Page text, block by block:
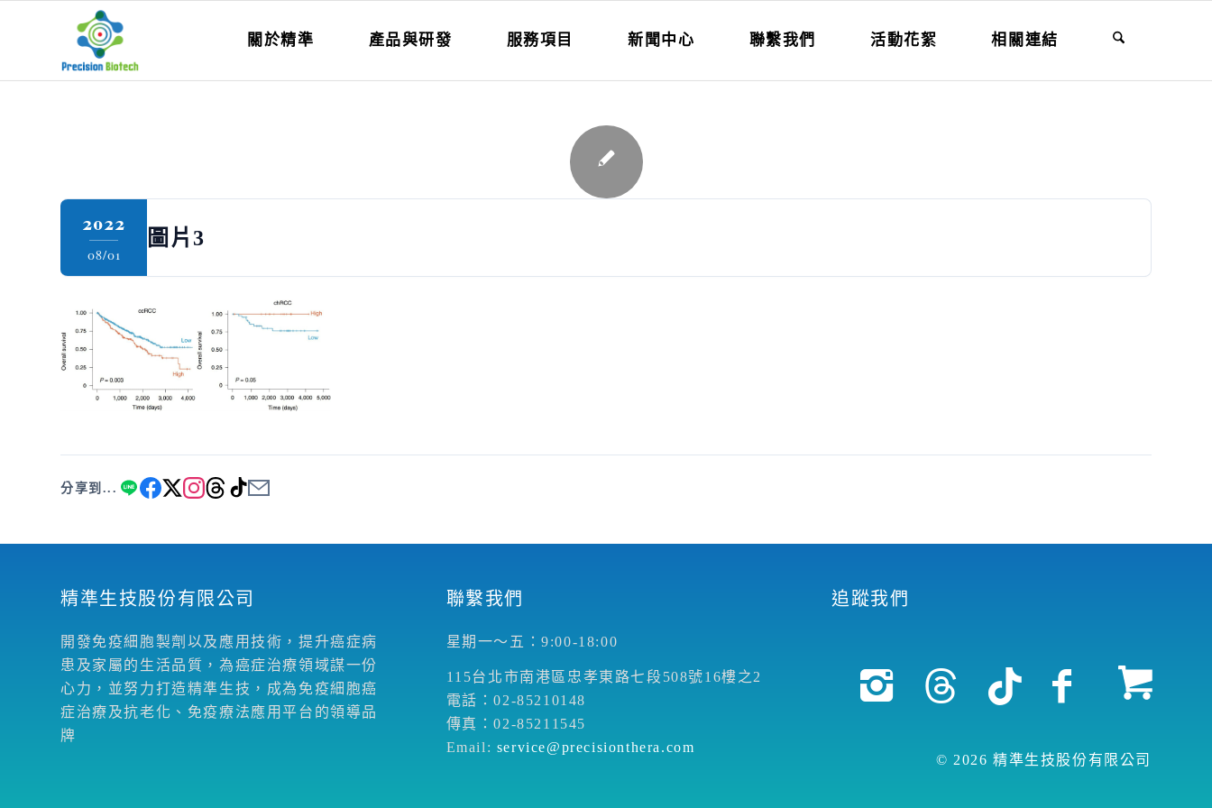
關於精準 產品與研發 服務項目 新聞中心 聯繫我們 活動花絮 相關連結
2022
08/01
圖片3
分享到...
精準生技股份有限公司
開發免疫細胞製劑以及應用技術，提升癌症病
患及家屬的生活品質，為癌症治療領域謀一份
心力，並努力打造精準生技，成為免疫細胞癌
症治療及抗老化、免疫療法應用平台的領導品
牌
聯繫我們
星期一～五：9:00-18:00
115台北市南港區忠孝東路七段508號16樓之2
電話：02-85210148
傳真：02-85211545
Email: service@precisionthera.com
追蹤我們
© 2026 精準生技股份有限公司